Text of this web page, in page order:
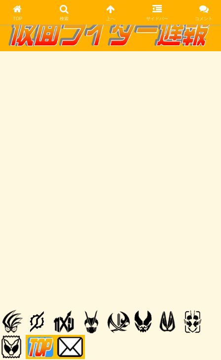
TOP 検索 上へ サイドバー コメント